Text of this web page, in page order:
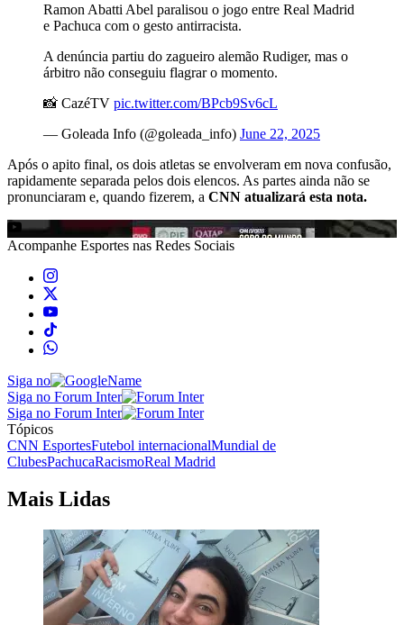
Ramon Abatti Abel paralisou o jogo entre Real Madrid
e Pachuca com o gesto antirracista.
A denúncia partiu do zagueiro alemão Rudiger, mas o
árbitro não conseguiu flagrar o momento.
📸 CazéTV pic.twitter.com/BPcb9Sv6cL
— Goleada Info (@goleada_info) June 22, 2025
Após o apito final, os dois atletas se envolveram em nova confusão,
rapidamente separada pelos dois elencos. As partes ainda não se
pronunciaram e, quando fizerem, a CNN atualizará esta nota.
Acompanhe Esportes nas Redes Sociais
Siga no
Siga no Forum Inter
Siga no Forum Inter
Tópicos
CNN EsportesFutebol internacionalMundial de
ClubesPachucaRacismoReal Madrid
Mais Lidas